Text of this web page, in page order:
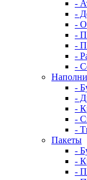
-
-
-
-
-
-
-
-
-
-
-
-
Пакеты
-
-
-